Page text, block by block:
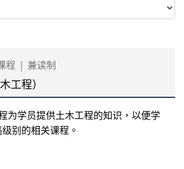
程 | 兼读制
工程）
为学员提供土木工程的知识，以便学
别的相关课程。